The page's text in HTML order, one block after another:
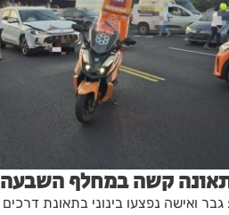
קשה במחלף השבעה
ואישה נפצעו בינוני בתאונת דרכים